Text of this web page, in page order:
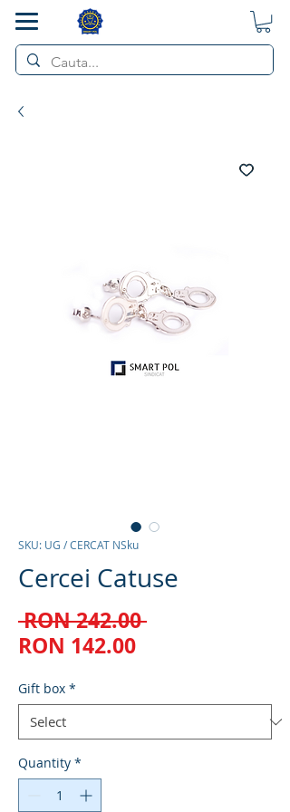
SKU: UG / CERCAT NSku
Cercei Catuse
RON 242.00 Regular
RON 142.00Sale
Gift box *
Quantity *